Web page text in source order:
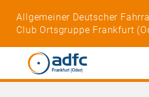
Allgemeiner Deutscher
Club Ortsgruppe Frankfurt